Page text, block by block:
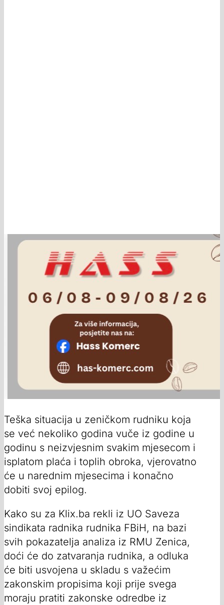
Teška situacija u zeničkom rudniku koja
se već nekoliko godina vuče iz godine u
godinu s neizvjesnim svakim mjesecom i
isplatom plaća i toplih obroka, vjerovatno
će u narednim mjesecima i konačno
dobiti svoj epilog.
Kako su za Klix.ba rekli iz UO Saveza
sindikata radnika rudnika FBiH, na bazi
svih pokazatelja analiza iz RMU Zenica,
doći će do zatvaranja rudnika, a odluka
će biti usvojena u skladu s važećim
zakonskim propisima koji prije svega
moraju pratiti zakonske odredbe iz